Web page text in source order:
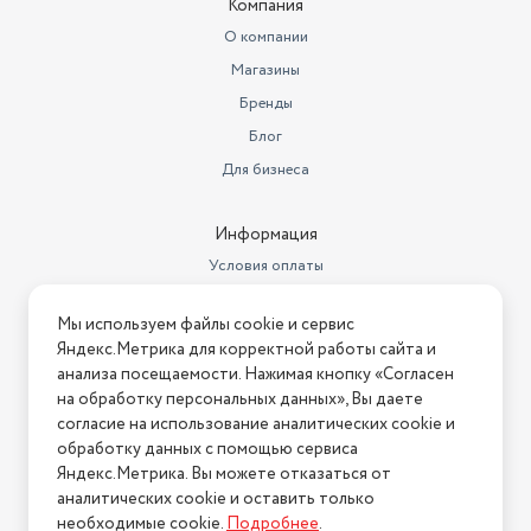
пластик
BS003
насадка триммер для носа
Время зарядки аккумулятора
120
Pioneer
Подвижный бритвенный блок
есть
Тип бритвы
Роторная
Автоматическая очистка
нет
Триммер
есть
носа, насадка-триммер для
Компания
О компании
Магазины
Бренды
Блог
Для бизнеса
Информация
Условия оплаты
Условия возврата
Нашли ошибку на сайте? Напишите нам
2026 © Интернет-магазин "АстМаркет". У нас есть всё!
Политика конфиденциальности
Мы используем файлы cookie и сервис
Яндекс.Метрика для корректной работы сайта и
анализа посещаемости. Нажимая кнопку «Согласен
на обработку персональных данных», Вы даете
согласие на использование аналитических cookie и
обработку данных с помощью сервиса
Яндекс.Метрика. Вы можете отказаться от
аналитических cookie и оставить только
необходимые cookie.Подробнее.